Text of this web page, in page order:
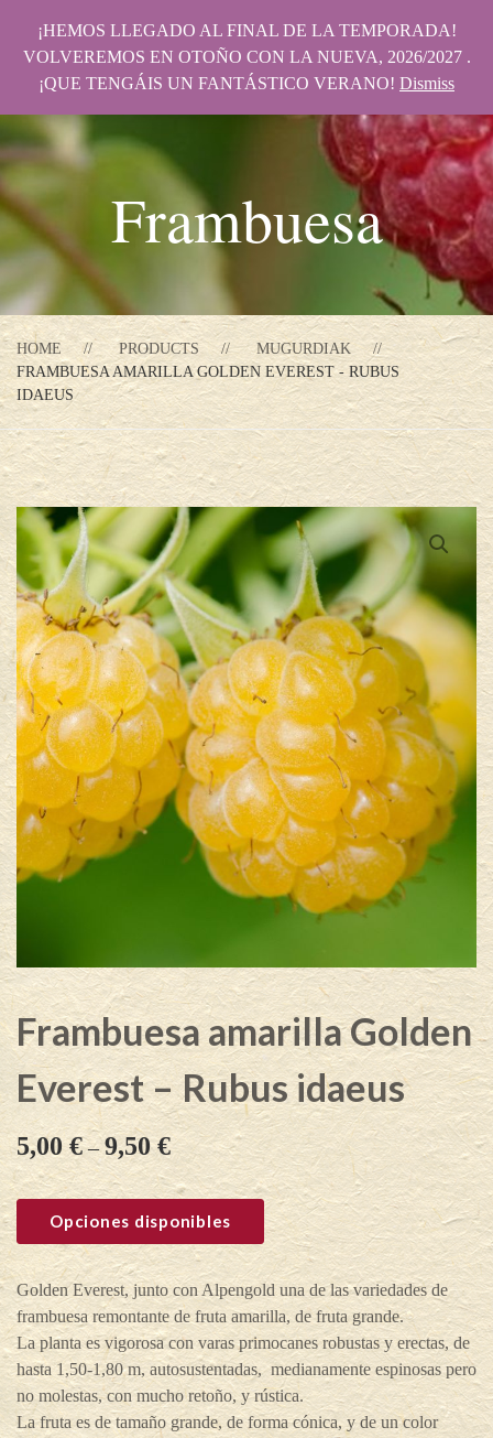
Frambuesa
HOME PRODUCTS
MUGURDIAK
FRAMBUESA AMARILLA GOLDEN EVEREST - RUBUS
IDAEUS
Frambuesa amarilla Golden
Everest – Rubus idaeus
5,00€–9,50€
Opciones disponibles
Golden Everest, junto con Alpengold una de las variedades de
frambuesa remontante de fruta amarilla, de fruta grande.
La planta es vigorosa con varas primocanes robustas y erectas, de
hasta 1,50-1,80 m, autosustentadas, medianamente espinosas pero
no molestas, con mucho retoño, y rústica.
La fruta es de tamaño grande, de forma cónica, y de un color
¡HEMOS LLEGADO AL FINAL DE LA TEMPORADA!
VOLVEREMOS EN OTOÑO CON LA NUEVA, 2026/2027 .
¡QUE TENGÁIS UN FANTÁSTICO VERANO! Dismiss